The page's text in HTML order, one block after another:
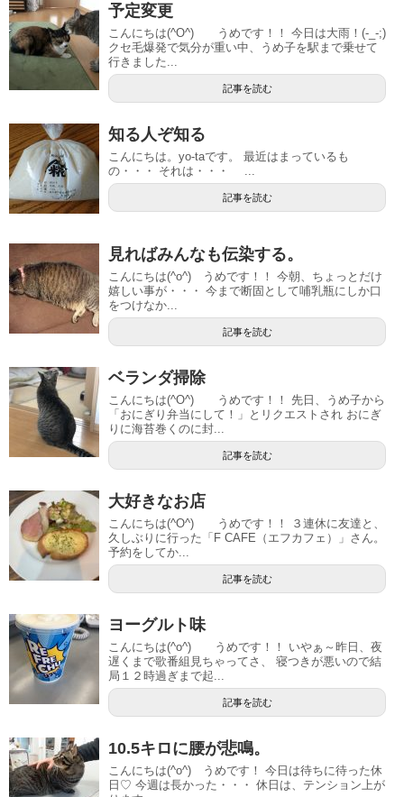
予定変更
こんにちは(^O^) うめです！！ 今日は大雨！(-_-;)
クセ毛爆発で気分が重い中、うめ子を駅まで乗せて
行きました...
記事を読む
知る人ぞ知る
こんにちは。yo-taです。 最近はまっているも
の・・・ それは・・・ ...
記事を読む
見ればみんなも伝染する。
こんにちは(^o^) うめです！！ 今朝、ちょっとだけ
嬉しい事が・・・ 今まで断固として哺乳瓶にしか口
をつけなか...
記事を読む
ベランダ掃除
こんにちは(^O^) うめです！！ 先日、うめ子から
「おにぎり弁当にして！」とリクエストされ おにぎ
りに海苔巻くのに封...
記事を読む
大好きなお店
こんにちは(^O^) うめです！！ ３連休に友達と、
久しぶりに行った「F CAFE（エフカフェ）」さん。
予約をしてか...
記事を読む
ヨーグルト味
こんにちは(^o^) うめです！！ いやぁ～昨日、夜
遅くまで歌番組見ちゃってさ、 寝つきが悪いので結
局１２時過ぎまで起...
記事を読む
10.5キロに腰が悲鳴。
こんにちは(^o^) うめです！ 今日は待ちに待った休
日♡ 今週は長かった・・・ 休日は、テンション上が